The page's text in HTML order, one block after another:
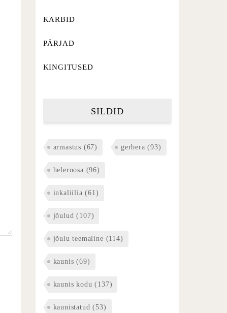
KARBID
PÄRJAD
KINGITUSED
SILDID
armastus (67) gerbera (93)
heleroosa (96)
inkaliilia (61)
jõulud (107)
jõulu teemaline (114)
kaunis (69)
kaunis kodu (137)
kaunistatud (53)